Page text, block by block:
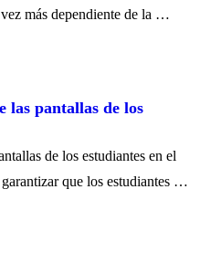
más dependiente de la …
las pantallas de los
de los estudiantes en el
que los estudiantes …